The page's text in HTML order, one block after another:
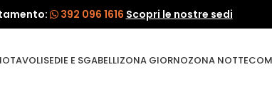
392 096 1616 Scopri le nostre sedi
TAVOLISEDIE E SGABELLIZONA GIORNOZONA NOTTE